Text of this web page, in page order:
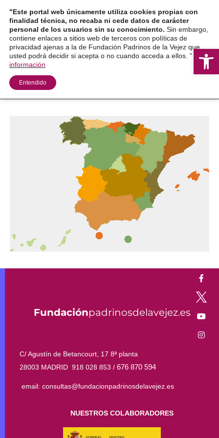
contenido
Fundaciónpadrinosdelavejez.es
C/ Agustín de Betancourt, 17 8ª planta
28003 MADRID 918 028 853 / 676 870 594
email: consultas@fundacionpadrinosdelavejez.es
NUESTROS COLABORADORES
"Este portal web únicamente utiliza cookies propias con
finalidad técnica, no recaba ni cede datos de carácter
personal de los usuarios sin su conocimiento. Sin embargo,
contiene enlaces a sitios web de terceros con políticas de
privacidad ajenas a la de Fundación Padrinos de la Vejez que
usted podrá decidir si acepta o no cuando acceda a ellos. "
Más
información
Entendido